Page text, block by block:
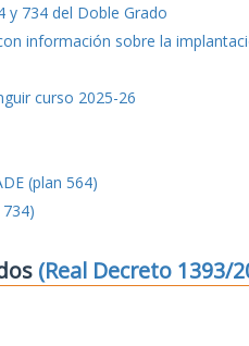
y 734 del Doble Grado
información sobre la
curso 2025-26
(plan 564)
(Real Decreto 1393/